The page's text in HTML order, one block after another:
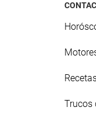
Trucos